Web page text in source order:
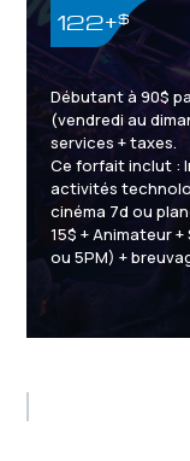
122+$
Débutant à 90$
(vendredi au
services + taxes.
Ce forfait inclut :
activités
cinéma 7d ou
15$ + Animateur
ou 5PM) +